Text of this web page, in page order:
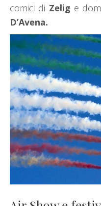
comici di Zelig e
D’Avena.